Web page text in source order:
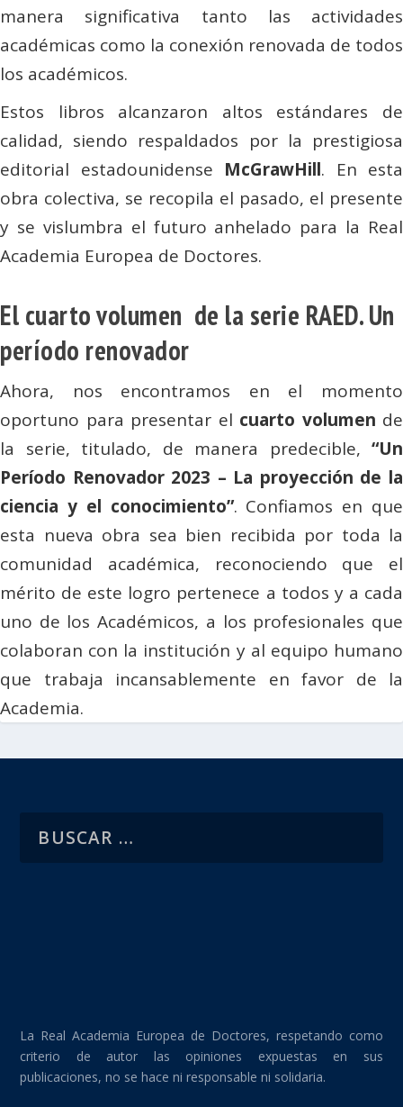
manera significativa tanto las actividades
académicas como la conexión renovada de todos
los académicos.
Estos libros alcanzaron altos estándares de
calidad, siendo respaldados por la prestigiosa
editorial estadounidense McGrawHill. En esta
obra colectiva, se recopila el pasado, el presente
y se vislumbra el futuro anhelado para la Real
Academia Europea de Doctores.
El cuarto volumen de la serie RAED. Un
período renovador
Ahora, nos encontramos en el momento
oportuno para presentar el cuarto volumen de
la serie, titulado, de manera predecible, “Un
Período Renovador 2023 – La proyección de la
ciencia y el conocimiento”. Confiamos en que
esta nueva obra sea bien recibida por toda la
comunidad académica, reconociendo que el
mérito de este logro pertenece a todos y a cada
uno de los Académicos, a los profesionales que
colaboran con la institución y al equipo humano
que trabaja incansablemente en favor de la
Academia.
La Real Academia Europea de Doctores, respetando como
criterio de autor las opiniones expuestas en sus
publicaciones, no se hace ni responsable ni solidaria.